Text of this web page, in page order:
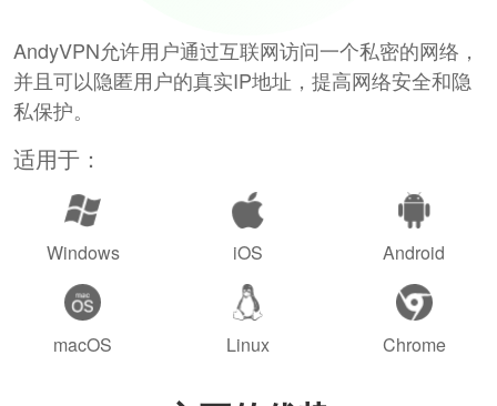
AndyVPN允许用户通过互联网访问一个私密的网络，
并且可以隐匿用户的真实IP地址，提高网络安全和隐
私保护。
适用于：
Windows iOS Android
macOS Linux Chrome